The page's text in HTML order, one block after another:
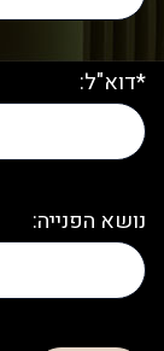
*דוא"ל:
נושא הפנייה: